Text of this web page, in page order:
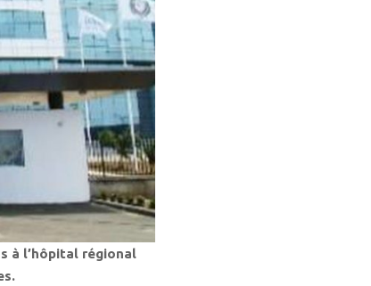
à l’hôpital régional